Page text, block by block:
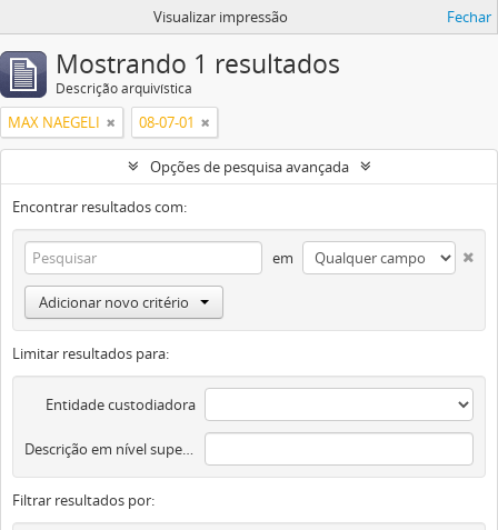
Visualizar impressão Fechar
Mostrando 1 resultados
Descrição arquivística
MAX NAEGELI 08-07-01
Opções de pesquisa avançada
Encontrar resultados com:
em
Adicionar novo critério
Limitar resultados para:
Entidade custodiadora
Descrição em nível superior
Filtrar resultados por: